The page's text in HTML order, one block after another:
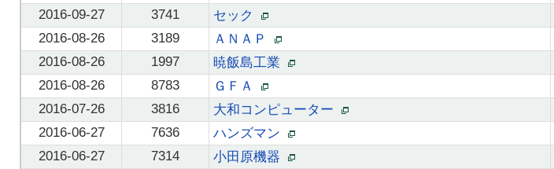
2016-09-27
3741 セック
2016-08-26
3189 ＡＮＡＰ
2016-08-26
1997 暁飯島工業
2016-08-26
8783 ＧＦＡ
2016-07-26
3816 大和コンピューター
2016-06-27
7636 ハンズマン
2016-06-27
7314 小田原機器